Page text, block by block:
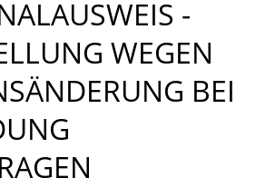
-
WEGEN
BEI